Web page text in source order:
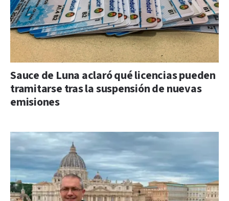
Sauce de Luna aclaró qué licencias pueden
tramitarse tras la suspensión de nuevas
emisiones